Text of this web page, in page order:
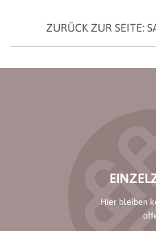
ZURÜCK ZUR SEITE:
Hier bleiben